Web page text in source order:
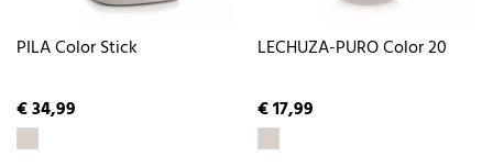
PILA Color Stick
€ 34,99
LECHUZA-PURO Color 20
€ 17,99